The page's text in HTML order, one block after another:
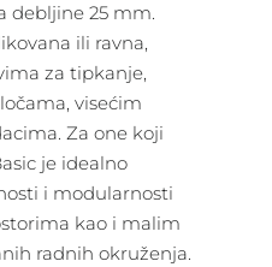
debljine 25 mm.
ili ravna,
za tipkanje,
visećim
Za one koji
je idealno
i modularnosti
kao i malim
radnih okruženja.